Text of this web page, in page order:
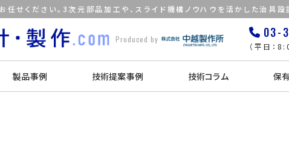
せください。3次元部品加工や、スライド機構ノウハウを活かした治具設
Produced by 03-
（平日：
製品事例 技術提案事例 技術コラム 保